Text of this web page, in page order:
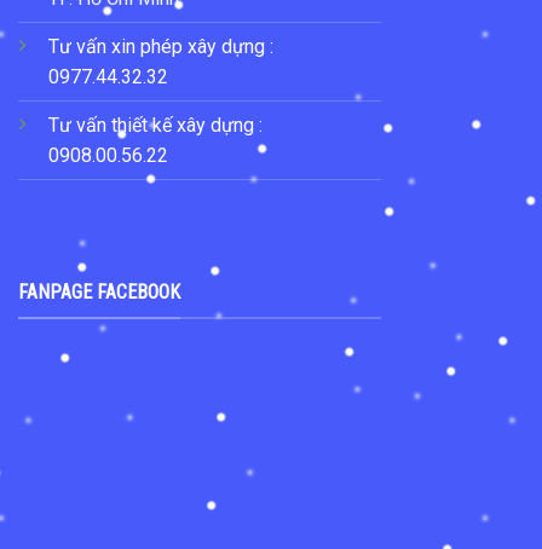
Tư vấn xin phép xây dựng :
0977.44.32.32
Tư vấn thiết kế xây dựng :
0908.00.56.22
FANPAGE FACEBOOK